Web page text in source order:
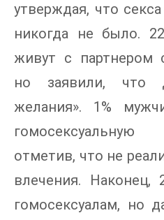
утверждая, что
никогда не было.
живут с партнером
но заявили, что
желания». 1%
отметив, что не
влечения. Наконец,
гомосексуалам, но